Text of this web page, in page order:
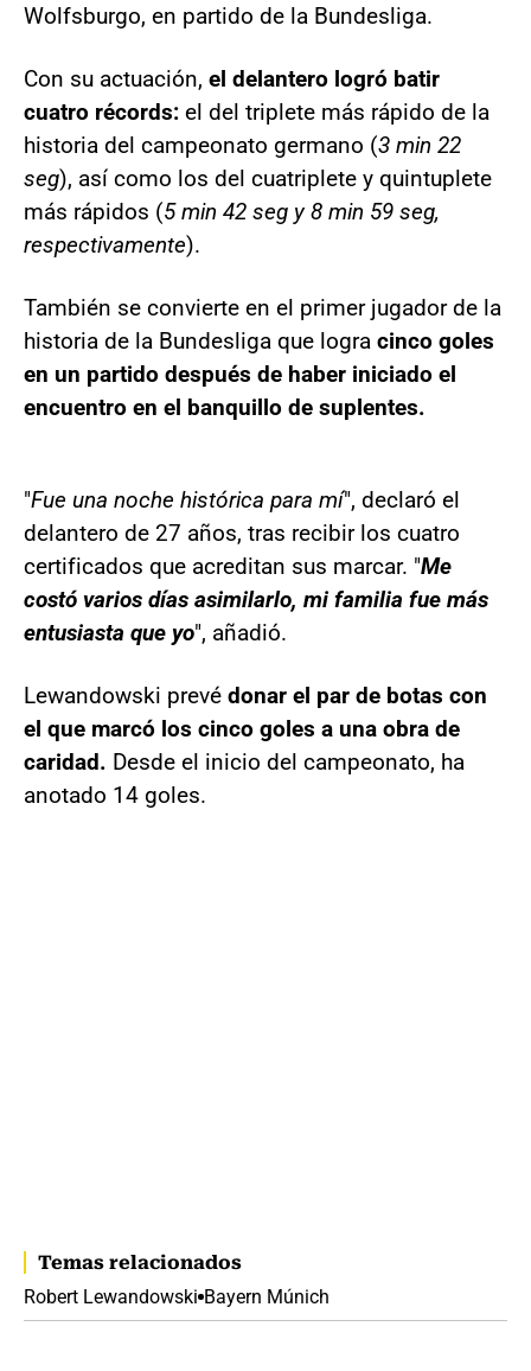
Wolfsburgo, en partido de la Bundesliga.
Con su actuación, el delantero logró batir
cuatro récords: el del triplete más rápido de la
historia del campeonato germano (3 min 22
seg), así como los del cuatriplete y quintuplete
más rápidos (5 min 42 seg y 8 min 59 seg,
respectivamente).
También se convierte en el primer jugador de la
historia de la Bundesliga que logra cinco goles
en un partido después de haber iniciado el
encuentro en el banquillo de suplentes.
"Fue una noche histórica para mí", declaró el
delantero de 27 años, tras recibir los cuatro
certificados que acreditan sus marcar. "Me
costó varios días asimilarlo, mi familia fue más
entusiasta que yo", añadió.
Lewandowski prevé donar el par de botas con
el que marcó los cinco goles a una obra de
caridad. Desde el inicio del campeonato, ha
anotado 14 goles.
Temas relacionados
Robert Lewandowski Bayern Múnich